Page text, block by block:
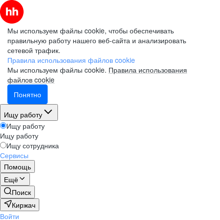
Мы используем файлы cookie, чтобы обеспечивать
правильную работу нашего веб-сайта и анализировать
сетевой трафик.
Правила использования файлов cookie
Мы используем файлы cookie. Правила использования
файлов cookie
Понятно
Ищу работу
Ищу работу
Ищу работу
Ищу сотрудника
Сервисы
Помощь
Ещё
Поиск
Киржач
Войти